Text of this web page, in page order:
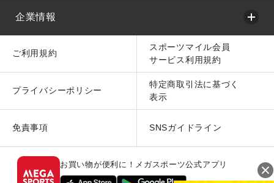
企業情報
ご利用規約
スポーツマイル会員
サービス利用規約
プライバシーポリシー
特定商取引法に基づく
表示
免責事項 SNSガイドライン
お買い物が便利に！メガスポーツ公式アプリ